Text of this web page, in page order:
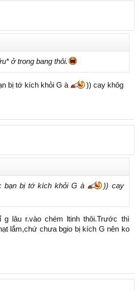
ở trong bang thôi.
bị tớ kích khỏi G à )) cay khôg
bạn bị tớ kích khỏi G à
)) cay
lâu r.vào chém ltinh thôi.Trước thì
lắm,chứ chưa bgio bị kích G nên ko